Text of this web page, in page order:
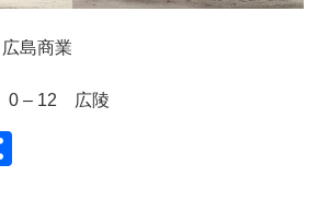
島商業
0 – 12 広陵
共